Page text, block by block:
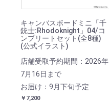
キャンバスボードミニ「千
銃士:Rhodoknight」04/コ
ンプリートセット(全8種)
(公式イラスト)
店舗受取予約期間：2026年
7月16日まで
お届け：9月下旬予定
￥7,200